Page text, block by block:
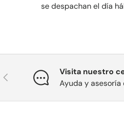
se despachan el día
Anterior
Visita nuestro
Ayuda y